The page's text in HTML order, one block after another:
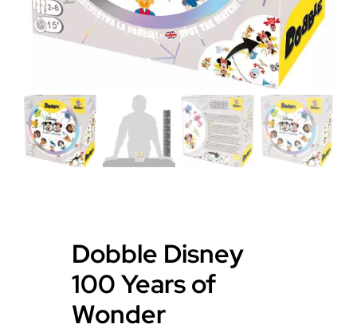
Dobble Disney
100 Years of
Wonder